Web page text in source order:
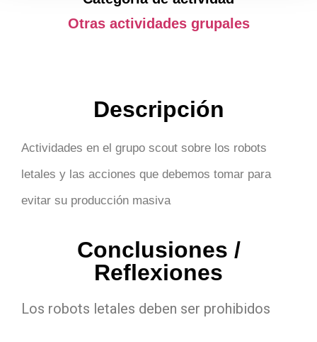
Otras actividades grupales
Descripción
Actividades en el grupo scout sobre los robots
letales y las acciones que debemos tomar para
evitar su producción masiva
Conclusiones /
Reflexiones
Los robots letales deben ser prohibidos